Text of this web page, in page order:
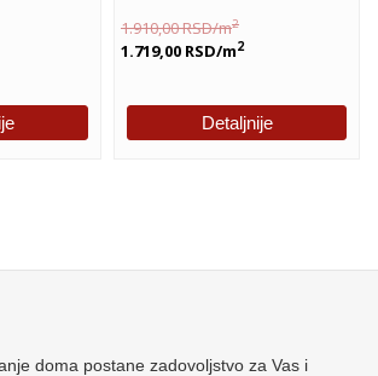
1.910,00RSD/m2
1.719,00 RSD/m2
Detaljnije
doma postane zadovoljstvo za Vas i